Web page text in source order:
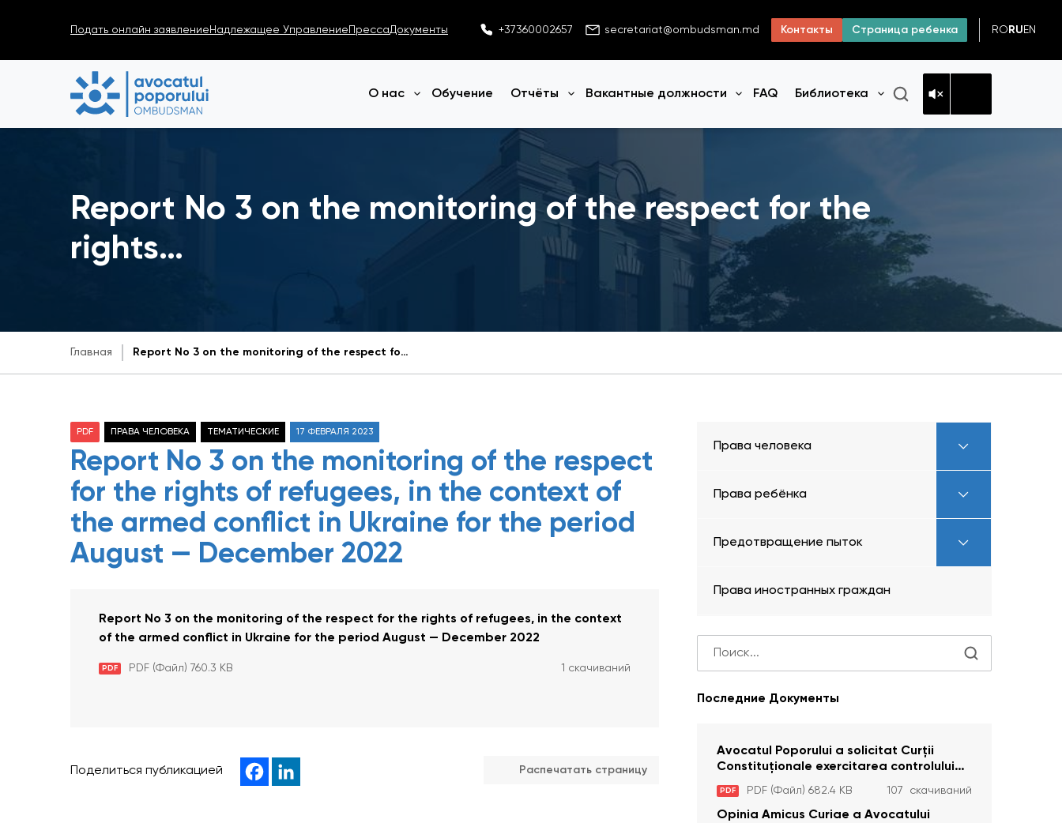
Подать онлайн заявление Надлежащее Управление ПрессаДокументы +37360002657 secretariat@ombudsman.md Контакты Страница ребенка RO RU EN
О нас
Открыть меню
Обучение Отчёты
Открыть меню
Вакантные должности FAQ Библиотека
Открыть меню
Report No 3 on the monitoring of the respect for the
rights…
Главная Report No 3 on the monitoring of the respect for the rights of refugees, in the context of the armed conflict in Ukraine for the period August - December 2022
PDF ПРАВА ЧЕЛОВЕКА ТЕМАТИЧЕСКИЕ 17 ФЕВРАЛЯ 2023
Report No 3 on the monitoring of the respect
for the rights of refugees, in the context of
the armed conflict in Ukraine for the period
August — December 2022
Report No 3 on the monitoring of the respect for the rights of refugees, in the context
of the armed conflict in Ukraine for the period August — December 2022
PDF PDF (Файл) 760.3 KB 1 скачиваний
Поделиться публикацией Распечатать страницу
Права человека
Права ребёнка
Предотвращение пыток
Права иностранных граждан
Последние Документы
Avocatul Poporului a solicitat Curţii
Constituţionale exercitarea controlului
constituţionalităţii unor prevederi cu
privire la plata alocației sociale de stat
persoanelor cu dizabilitați care sunt
PDF PDF (Файл) 682.4 KB 107 скачиваний
Opinia Amicus Curiae a Avocatului